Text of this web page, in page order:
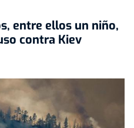
entre ellos un niño,
contra Kiev